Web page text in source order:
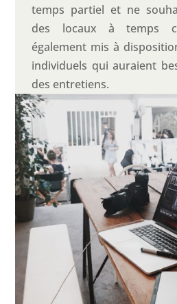
temps partiel et ne
des locaux à temps
également mis à
individuels qui auraient
des entretiens.